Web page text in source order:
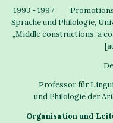
1993 - 1997
Sprache und Philologie,
„Middle constructions: a
Professor für Linguistik
und Philologie der
Organisation und